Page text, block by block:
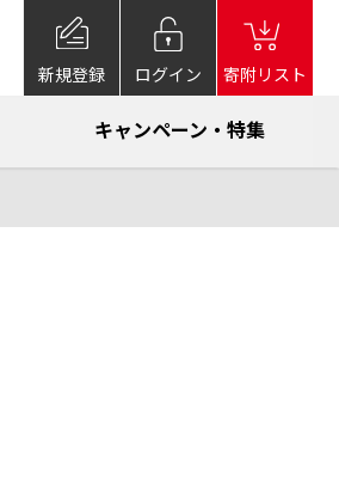
新規登録 ログイン 寄附リスト
キャンペーン・特集